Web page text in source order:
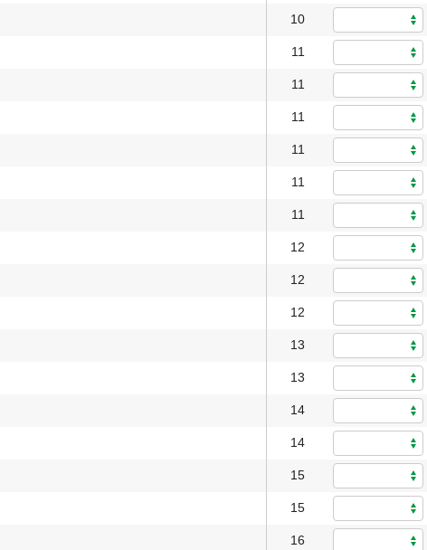
10
11
11
11
11
11
11
12
12
12
13
13
14
14
15
15
16